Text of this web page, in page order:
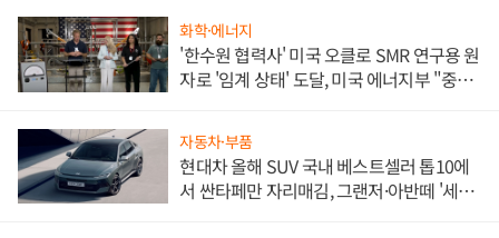
화학·에너지
'한수원 협력사' 미국 오클로 SMR 연구용 원
자로 '임계 상태' 도달, 미국 에너지부 "중요
자동차·부품
현대차 올해 SUV 국내 베스트셀러 톱10에
서 싼타페만 자리매김, 그랜저·아반떼 '세단